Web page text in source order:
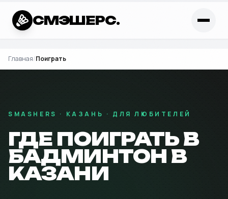
СМЭШЕРС.
Главная/Поиграть
SMASHERS · КАЗАНЬ · ДЛЯ ЛЮБИТЕЛЕЙ
ГДЕ ПОИГРАТЬ В
БАДМИНТОН В
КАЗАНИ